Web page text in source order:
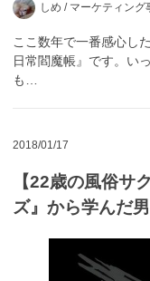
しめ / マーケティング
ここ数年で一番感心し
日常閻魔帳』です。い
も…
2018/01/17
【22歳の風俗サ
ズ』から学んだ